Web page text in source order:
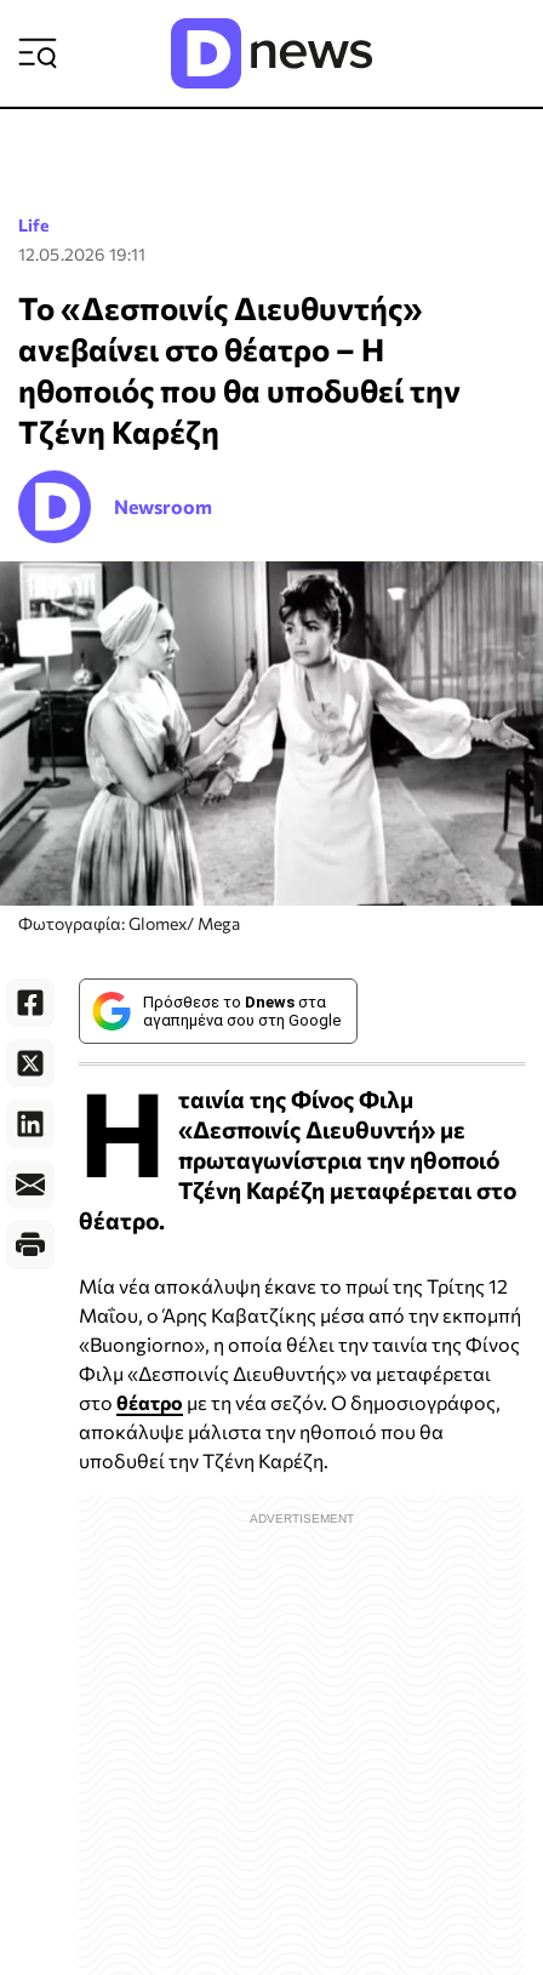
Life
12.05.2026 19:11
Το «Δεσποινίς Διευθυντής»
ανεβαίνει στο θέατρο – Η
ηθοποιός που θα υποδυθεί την
Τζένη Καρέζη
Newsroom
Φωτογραφία: Glomex/ Mega
Πρόσθεσε το Dnews στα
αγαπημένα σου στη Google
Η
ταινία της Φίνος Φιλμ
«Δεσποινίς Διευθυντή» με
πρωταγωνίστρια την ηθοποιό
Τζένη Καρέζη μεταφέρεται στο
θέατρο.
Μία νέα αποκάλυψη έκανε το πρωί της Τρίτης 12
Μαΐου, ο Άρης Καβατζίκης μέσα από την εκπομπή
«Buongiorno», η οποία θέλει την ταινία της Φίνος
Φιλμ «Δεσποινίς Διευθυντής» να μεταφέρεται
στο θέατρο με τη νέα σεζόν. Ο δημοσιογράφος,
αποκάλυψε μάλιστα την ηθοποιό που θα
υποδυθεί την Τζένη Καρέζη.